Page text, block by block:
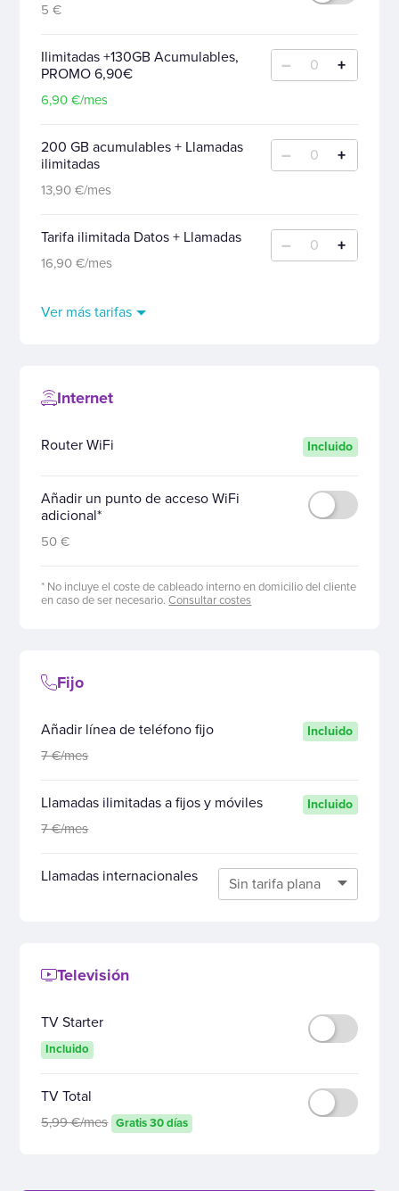
5 €
Ilimitadas +130GB Acumulables,
PROMO 6,90€
6,90 €/mes
– 0 +
200 GB acumulables + Llamadas
ilimitadas
13,90 €/mes
– 0 +
Tarifa ilimitada Datos + Llamadas
16,90 €/mes
– 0 +
Ver más tarifas
Internet
Router WiFi Incluido
Añadir un punto de acceso WiFi
adicional*
50 €
* No incluye el coste de cableado interno en domicilio del cliente
en caso de ser necesario.Consultar costes
Fijo
Añadir línea de teléfono fijo
7 €/mes
Incluido
Llamadas ilimitadas a fijos y móviles
7 €/mes
Incluido
Llamadas internacionales
Televisión
TV Starter
Incluido
TV Total
5,99 €/mes Gratis 30 días